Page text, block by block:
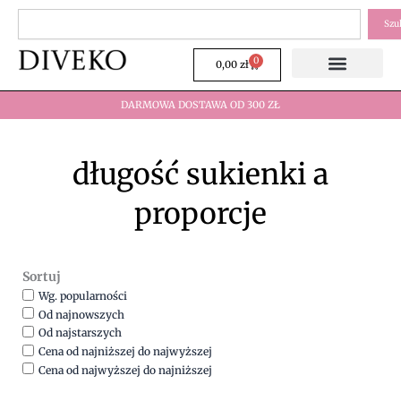
Przejdź
treści
0,00 zł 0
Wózek
DARMOWA DOSTAWA OD 300 ZŁ
długość sukienki a
proporcje
Sortuj
Wg. popularności
Od najnowszych
Od najstarszych
Cena od najniższej do najwyższej
Cena od najwyższej do najniższej